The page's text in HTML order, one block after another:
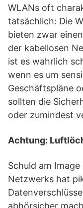
WLANs oft
tatsächlich: Die
bieten zwar
der kabellosen
ist es wahrlich
wenn es um
Geschäftspläne
sollten die
oder zumindest
Achtung:
Schuld am
Netzwerks hat
abhörsicher